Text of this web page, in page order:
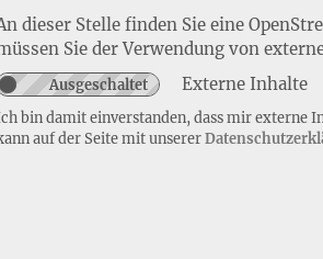
dieser Stelle finden Sie eine
Sie der Verwendung von
Externe Inhalte
bin damit einverstanden, dass mir externe
auf der Seite mit unserer